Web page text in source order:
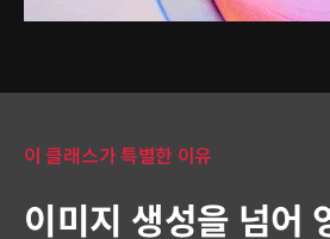
이 클래스가 특별한 이유
이미지 생성을 넘어